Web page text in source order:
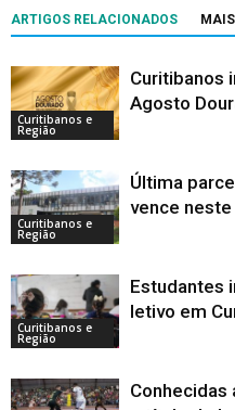
ARTIGOS RELACIONADOS
Curitibanos e
Região
Curitibanos
Agosto
Curitibanos e
Região
Última
vence
Curitibanos e
Região
Estudantes
letivo em
Conhecidas